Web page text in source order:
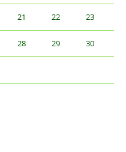
21 22 23
28 29 30